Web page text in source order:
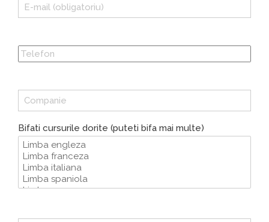
Bifati cursurile dorite (puteti bifa mai multe)